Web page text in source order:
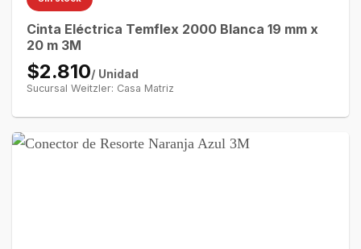
Cinta Eléctrica Temflex 2000 Blanca 19 mm x
20 m 3M
$2.810/ Unidad
Sucursal Weitzler: Casa Matriz